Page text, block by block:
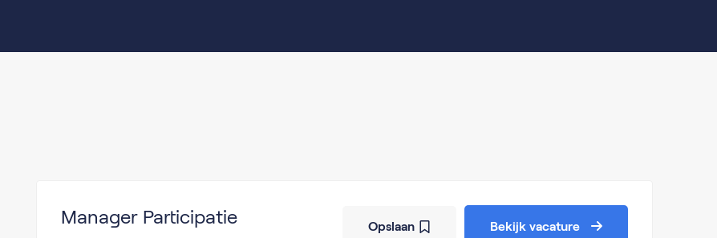
Manager Participatie Opslaan Bekijk vacature